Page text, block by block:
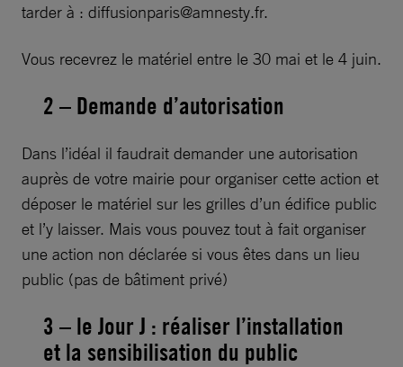
tarder à : diffusionparis@amnesty.fr.
Vous recevrez le matériel entre le 30 mai et le 4 juin.
2 – Demande d’autorisation
Dans l’idéal il faudrait demander une autorisation
auprès de votre mairie pour organiser cette action et
déposer le matériel sur les grilles d’un édifice public
et l’y laisser. Mais vous pouvez tout à fait organiser
une action non déclarée si vous êtes dans un lieu
public (pas de bâtiment privé)
3 – le Jour J : réaliser l’installation
et la sensibilisation du public